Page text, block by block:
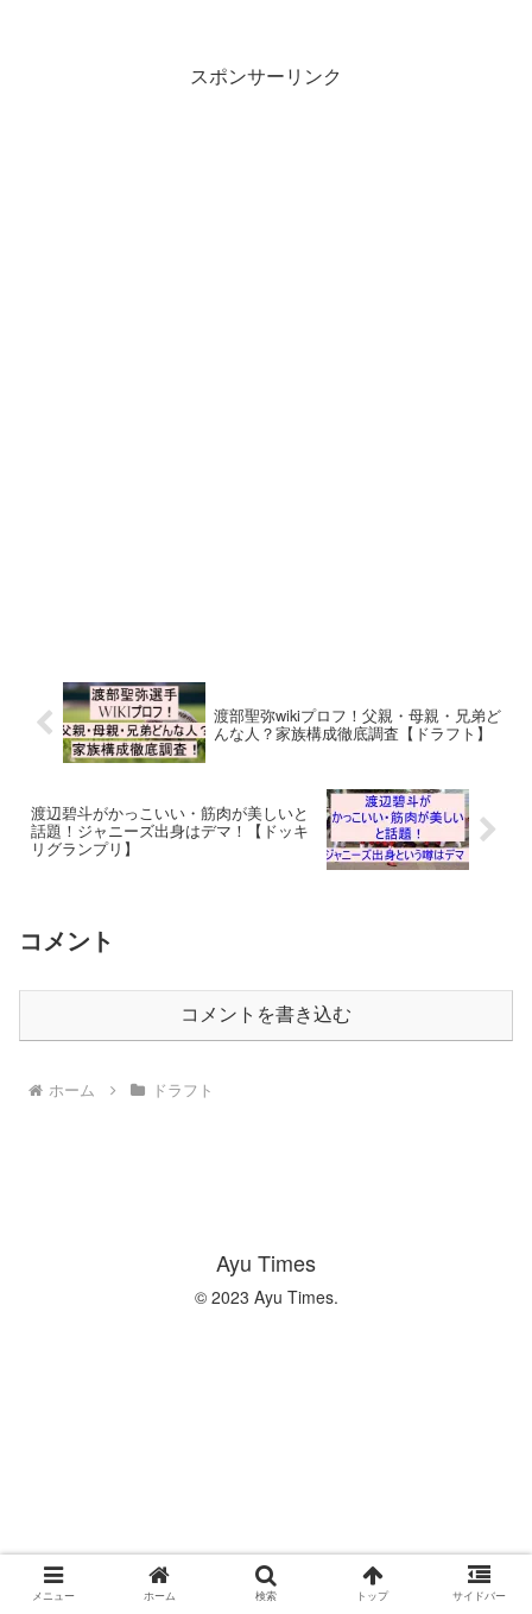
スポンサーリンク
渡部聖弥wikiプロフ！父親・母親・兄弟ど
んな人？家族構成徹底調査【ドラフト】
渡辺碧斗がかっこいい・筋肉が美しいと
話題！ジャニーズ出身はデマ！【ドッキ
リグランプリ】
コメント
コメントを書き込む
ホーム ドラフト
Ayu Times
© 2023 Ayu Times.
メニュー ホーム 検索 トップ サイドバー